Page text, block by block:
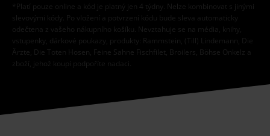
*Platí pouze online a kód je platný jen 4 týdny. Nelze kombinovat s jinými
slevovými kódy. Po vložení a potvrzení kódu bude sleva automaticky
odečtena z vašeho nákupního košíku. Nevztahuje se na média, knihy,
vstupenky, dárkové poukazy, produkty: Rammstein, (Till) Lindemann, Die
Ärzte, Die Toten Hosen, Feine Sahne Fischfilet, Broilers, Böhse Onkelz a
zboží, jehož koupí podpoříte nadaci.